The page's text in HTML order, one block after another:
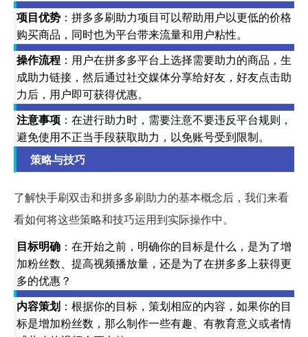
项目优势 ：拼多多刷助力项目可以帮助用户以更低的价格
购买商品，同时也为平台带来流量和用户粘性。
操作流程 ：用户在拼多多平台上选择需要助力的商品，生
成助力链接，然后通过社交媒体分享给好友，好友点击助
力后，用户即可获得优惠。
注意事项 ：在进行助力时，需要注意不要违反平台规则，
避免使用不正当手段获取助力，以免账号受到限制。
策略与技巧
了解快手刷双击和拼多多刷助力的基本概念后，我们来看
看如何将这些策略和技巧运用到实际操作中。
目标明确 ：在开始之前，明确你的目标是什么，是为了增
加粉丝数、提高视频播放量，还是为了在拼多多上获得更
多的优惠？
内容策划 ：根据你的目标，策划相应的内容，如果你的目
标是增加粉丝数，那么制作一些有趣、有教育意义或者情